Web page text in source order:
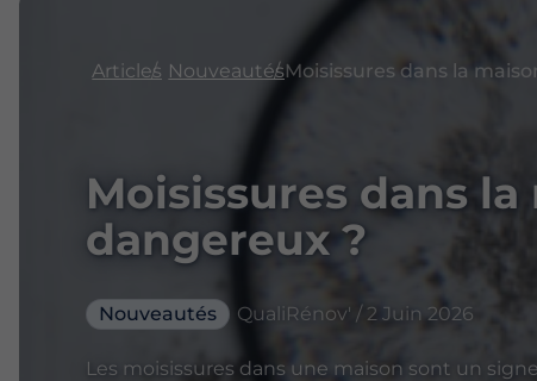
Articles Nouveautés
Moisissures dans
dangereux ?
Nouveautés QualiRénov' / 2 Juin 2026
Les moisissures dans une maison sont un